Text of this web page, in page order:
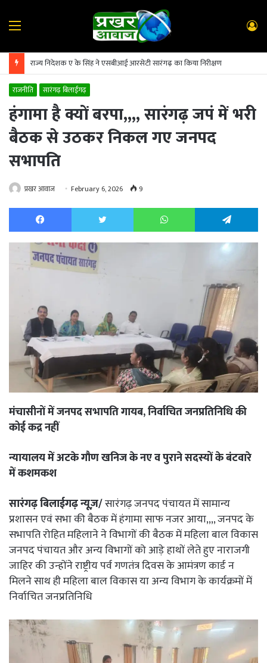
Menu
राज्य निदेशक ए के सिंह ने एसबीआई आरसेटी सारंगढ़ का किया निरीक्षण
राजनीति सारंगढ़ बिलाईगढ़
हंगामा है क्यों बरपा,,,, सारंगढ़ जपं में भरी
बैठक से उठकर निकल गए जनपद
सभापति
प्रखर आवाज February 6, 2026 9
Facebook Twitter WhatsApp
मंचासीनों में जनपद सभापति गायब, निर्वाचित जनप्रतिनिधि की
कोई कद्र नहीं
न्यायालय में अटके गौण खनिज के नए व पुराने सदस्यों के बंटवारे
में कशमकश
सारंगढ़ बिलाईगढ़ न्यूज़/सारंगढ़ जनपद पंचायत में सामान्य
प्रशासन एवं सभा की बैठक में हंगामा साफ नजर आया,,,, जनपद के
सभापति रोहित महिलाने ने विभागों की बैठक में महिला बाल विकास
जनपद पंचायत और अन्य विभागों को आड़े हाथों लेते हुए नाराजगी
जाहिर की उन्होंने राष्ट्रीय पर्व गणतंत्र दिवस के आमंत्रण कार्ड न
मिलने साथ ही महिला बाल विकास या अन्य विभाग के कार्यक्रमों में
निर्वाचित जनप्रतिनिधि